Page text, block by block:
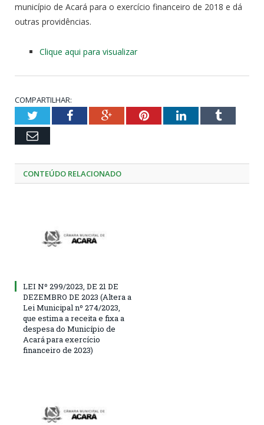
município de Acará para o exercício financeiro de 2018 e dá
outras providências.
Clique aqui para visualizar
COMPARTILHAR:
TwitterFacebookGoogle+PinterestLinkedInTumblr
Email
CONTEÚDO RELACIONADO
LEI Nº 299/2023, DE 21 DE
DEZEMBRO DE 2023 (Altera a
Lei Municipal nº 274/2023,
que estima a receita e fixa a
despesa do Município de
Acará para exercício
financeiro de 2023)